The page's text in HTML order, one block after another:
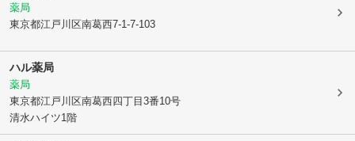
薬局
東京都江戸川区南葛西7-1-7-103
ハル薬局
薬局
東京都江戸川区南葛西四丁目3番10号
清水ハイツ1階